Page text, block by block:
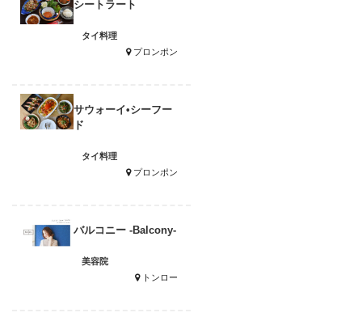
シートラート
タイ料理
プロンポン
サウォーイ•シーフー
ド
タイ料理
プロンポン
バルコニー -Balcony-
美容院
トンロー